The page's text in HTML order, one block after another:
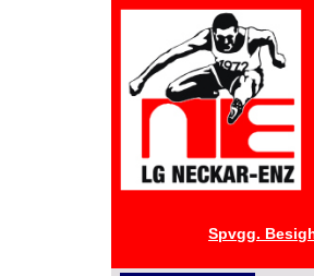
Spvgg.